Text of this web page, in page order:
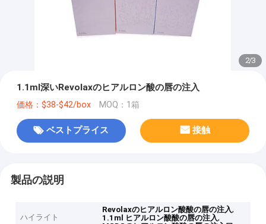
2/3
1.1ml深いRevolaxのヒアルロン酸の唇の注入
価格：$38-$42/box MOQ：1箱
ベストプライス 接触
製品の説明
ハイライト
Revolaxのヒアルロン酸酸の唇の注入,
1.1ml ヒアルロン酸酸の唇の注入,